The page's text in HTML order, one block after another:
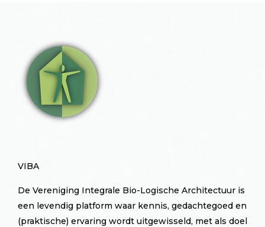
VIBA
De Vereniging Integrale Bio-Logische Architectuur is
een levendig platform waar kennis, gedachtegoed en
(praktische) ervaring wordt uitgewisseld, met als doel